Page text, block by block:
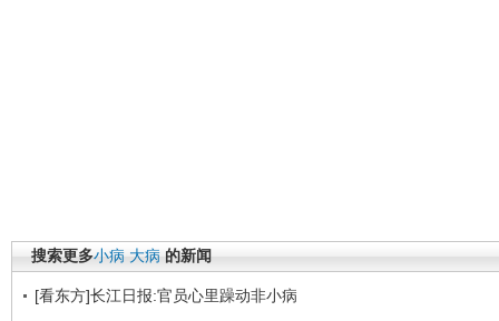
搜索更多小病 大病 的新闻
[看东方]长江日报:官员心里躁动非小病